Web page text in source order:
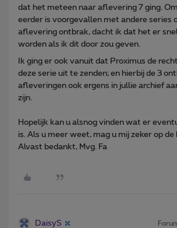
dat het meteen naar aflevering 7 ging.
eerder is voorgevallen met andere series
aflevering ontbrak, dacht ik dat het er
worden als ik dit door zou geven.
Ik ging er ook vanuit dat Proximus de
deze serie uit te zenden; en hierbij de 3
afleveringen ook ergens in jullie archief
zijn.
Hopelijk kan u alsnog vinden wat er
is. Als u meer weet, mag u mij zeker op de
Alvast bedankt, Mvg. Fa
DaisyS